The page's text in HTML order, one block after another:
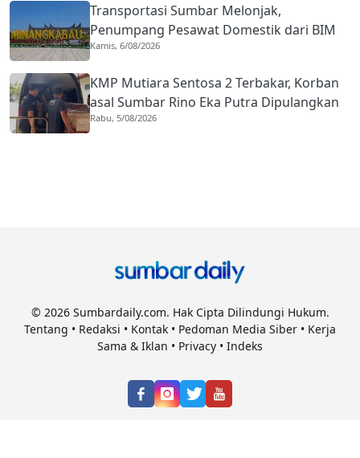
Transportasi Sumbar Melonjak,
Penumpang Pesawat Domestik dari BIM
Naik Hampir 33 Persen
Kamis, 6/08/2026
KMP Mutiara Sentosa 2 Terbakar, Korban
asal Sumbar Rino Eka Putra Dipulangkan
ke Agam
Rabu, 5/08/2026
© 2026 Sumbardaily.com. Hak Cipta Dilindungi Hukum.
Tentang • Redaksi • Kontak • Pedoman Media Siber • Kerja
Sama & Iklan • Privacy • Indeks